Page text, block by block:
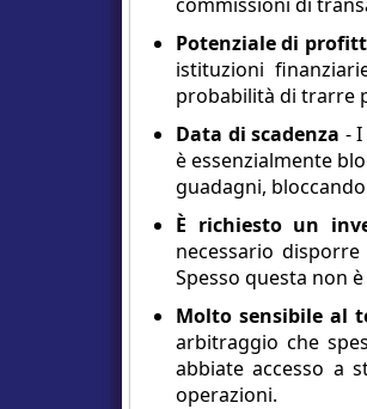
Potenziale di
istituzioni
probabilità di trarre
Data di scadenza -
è essenzialmente
guadagni,
È richiesto un
necessario
Spesso questa non
Molto sensibile al
arbitraggio che
abbiate accesso a
operazioni.